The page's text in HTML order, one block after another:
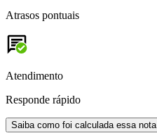
Atrasos pontuais
Atendimento
Responde rápido
Saiba como foi calculada essa nota